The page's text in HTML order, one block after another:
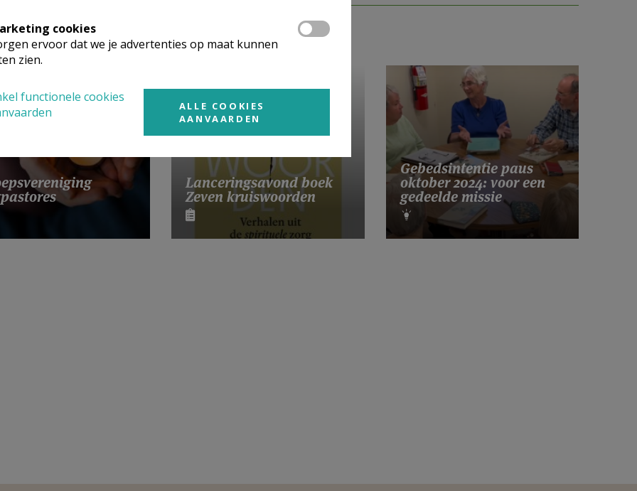
Lanceringsavond boek
Zeven kruiswoorden
Gebedsintentie paus
oktober 2024: voor een
gedeelde missie
cookies
ervoor dat we je advertenties op maat kunnen
zien.
functionele cookies
ALLE COOKIES
AANVAARDEN